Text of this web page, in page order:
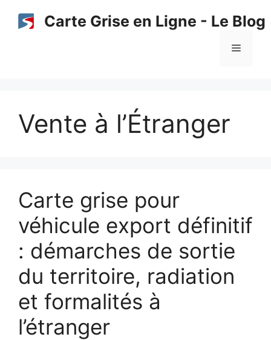
Carte Grise en Ligne - Le Blog
Menu
Vente à l’Étranger
Carte grise pour
véhicule export définitif
: démarches de sortie
du territoire, radiation
et formalités à
l’étranger